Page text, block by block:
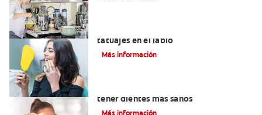
tatuajes en el labio
Más información
tener dientes más sanos
Más información